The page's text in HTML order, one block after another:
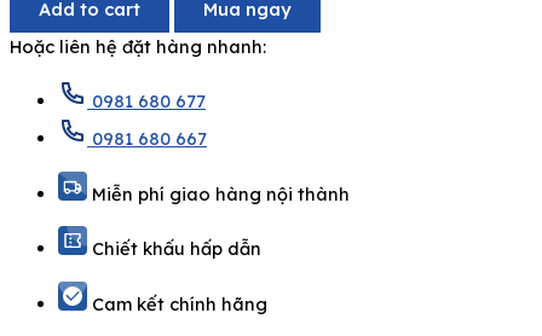
Add to cart
Mua ngay
Hoặc liên hệ đặt hàng nhanh:
0981 680 677
0981 680 667
Miễn phí giao hàng nội thành
Chiết khấu hấp dẫn
Cam kết chính hãng